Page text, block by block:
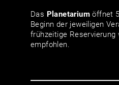
Das Planetarium öffnet
Beginn der jeweiligen
frühzeitige Reservierung
empfohlen.